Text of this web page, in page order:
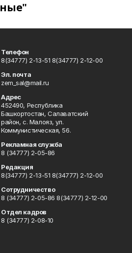
Телефон
8(34777) 2-13-51 8(34777) 2-12-00
Эл. почта
zem_sal@mail.ru
Адрес
452490, Республика
Башкортостан, Салаватский
район, с. Малояз, ул.
Коммунистическая, 56.
Рекламная служба
8 (34777) 2-05-86
Редакция
8(34777) 2-13-51 8(34777) 2-12-00
Сотрудничество
8 (34777) 2-05-86 8(34777) 2-12-00
Отдел кадров
8 (34777) 2-08-10